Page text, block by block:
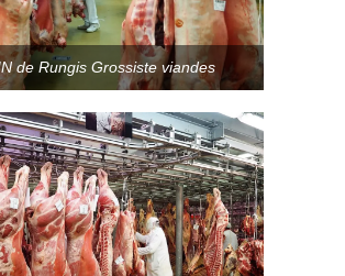
de Rungis Grossiste viandes